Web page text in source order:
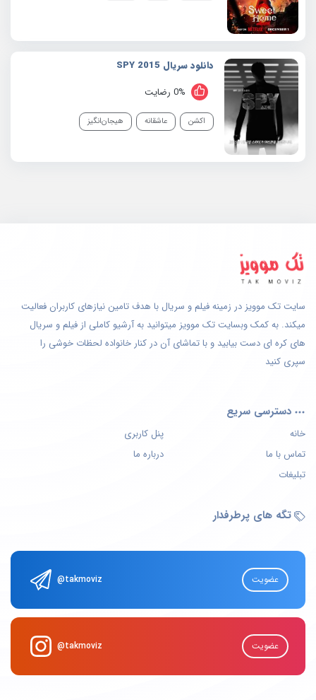
دانلود سریال 2015 SPY
0% رضایت
اکشن عاشقانه هیجان‌انگیز
سایت تک موویز در زمینه فیلم و سریال با هدف تامین نیازهای کاربران فعالیت
میکند. به کمک وبسایت تک موویز میتوانید به آرشیو کاملی از فیلم و سریال
های کره ای دست بیابید و با تماشای آن در کنار خانواده لحظات خوشی را
سپری کنید
دسترسی سریع
خانه
پنل کاربری
تماس با ما
درباره ما
تبلیغات
تگه های پرطرفدار
@takmoviz عضویت
@takmoviz عضویت